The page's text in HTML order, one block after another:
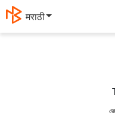
मराठी